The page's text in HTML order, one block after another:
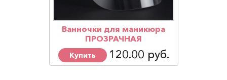
Ванночки для маникюра
ПРОЗРАЧНАЯ
Купить 120.00 руб.